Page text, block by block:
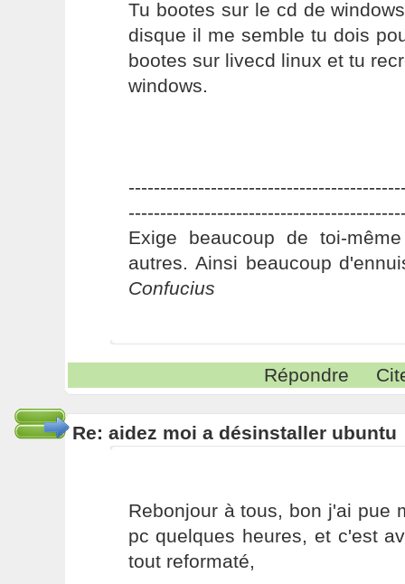
Tu bootes sur le cd de
disque il me semble tu dois
bootes sur livecd linux et tu
windows.
Exige beaucoup de toi-
autres. Ainsi beaucoup
Confucius
Répondre
Re: aidez moi a désinstaller ubuntu
Rebonjour à tous, bon j'ai pue
pc quelques heures, et c'est
tout reformaté,